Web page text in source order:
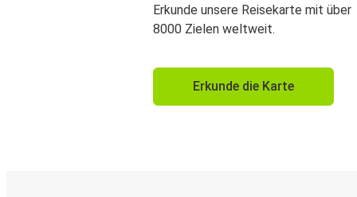
Erkunde unsere Reisekarte mit über
8000 Zielen weltweit.
Erkunde die Karte